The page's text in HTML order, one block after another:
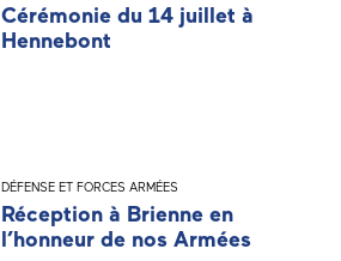
Cérémonie du 14 juillet à
Hennebont
DÉFENSE ET FORCES ARMÉES
Réception à Brienne en
l’honneur de nos Armées